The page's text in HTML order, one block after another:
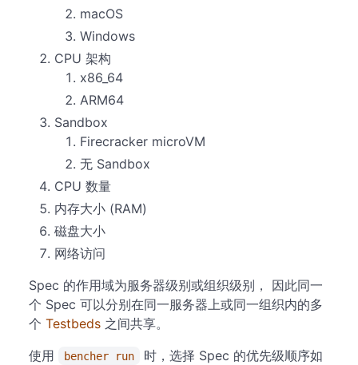
macOS
Windows
CPU 架构
x86_64
ARM64
Sandbox
Firecracker microVM
无 Sandbox
CPU 数量
内存大小 (RAM)
磁盘大小
网络访问
Spec 的作用域为服务器级别或组织级别， 因此同一
个 Spec 可以分别在同一服务器上或同一组织内的多
个 Testbeds 之间共享。
使用
bencher run
时，选择 Spec 的优先级顺序如